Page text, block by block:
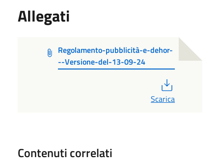
Allegati
Regolamento-pubblicità-e-dehor-
--Versione-del-13-09-24
Scarica
Contenuti correlati